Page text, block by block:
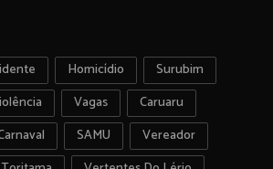
Homicídio
Surubim
Vagas
Caruaru
SAMU
Vereador